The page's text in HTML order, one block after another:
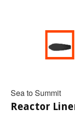
Sea to Summit
Reactor